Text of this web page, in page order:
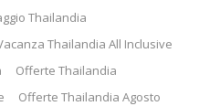
Thailandia
Thailandia All Inclusive
Offerte Thailandia
Offerte Thailandia Agosto